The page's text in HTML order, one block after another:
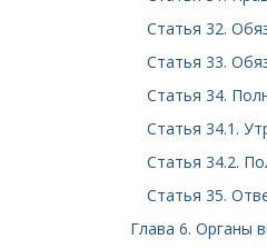
Статья 32.
Статья 33.
Статья 34.
Статья 34.1.
Статья 34.2.
Статья 35.
Глава 6. Органы